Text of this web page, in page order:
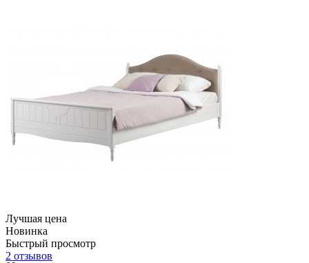
Лучшая цена
Новинка
Быстрый просмотр
2 отзывов